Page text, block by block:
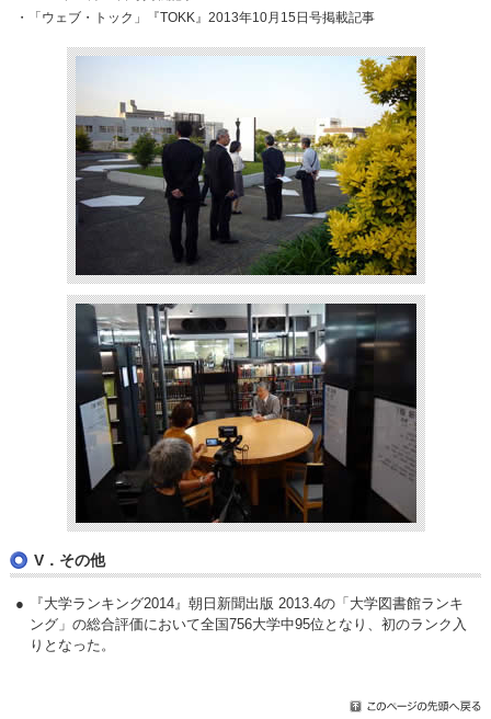
「ウェブ・トック」『TOKK』2013年10月15日号掲載記事
V．その他
『大学ランキング2014』朝日新聞出版 2013.4の「大学図書館ランキ
ング」の総合評価において全国756大学中95位となり、初のランク入
りとなった。